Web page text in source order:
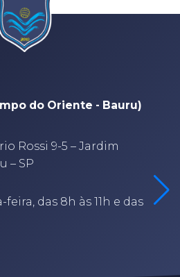
do Oriente - Bauru)
Rossi 9-5 – Jardim
– SP
das 8h às 11h e das